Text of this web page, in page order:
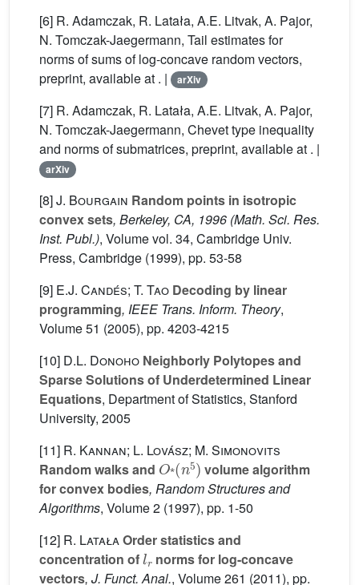
[6] R. Adamczak, R. Latała, A.E. Litvak, A. Pajor,
N. Tomczak-Jaegermann, Tail estimates for
norms of sums of log-concave random vectors,
preprint, available at . |
arXiv
[7] R. Adamczak, R. Latała, A.E. Litvak, A. Pajor,
N. Tomczak-Jaegermann, Chevet type inequality
and norms of submatrices, preprint, available at . |
arXiv
[8]J. Bourgain Random points in isotropic
convex sets, Berkeley, CA, 1996 (Math. Sci. Res.
Inst. Publ.), Volume vol. 34, Cambridge Univ.
Press, Cambridge (1999), pp. 53-58
[9] E.J. Candés; T. Tao Decoding by linear
programming, IEEE Trans. Inform. Theory,
Volume 51 (2005), pp. 4203-4215
[10] D.L. Donoho Neighborly Polytopes and
Sparse Solutions of Underdetermined Linear
Equations, Department of Statistics, Stanford
University, 2005
[11] R. Kannan; L. Lovász; M. Simonovits
Random walks and
⁎
O⁎(n5)
volume algorithm
for convex bodies, Random Structures and
Algorithms, Volume 2 (1997), pp. 1-50
[12] R. LatałaOrder statistics and
concentration of
lr
norms for log-concave
vectors, J. Funct. Anal., Volume 261 (2011), pp.